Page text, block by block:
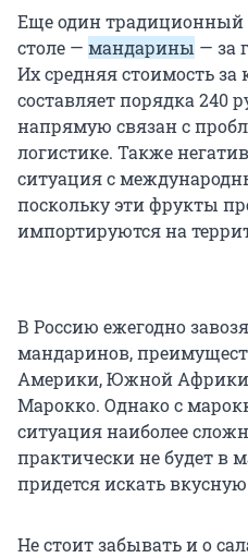
Еще один традиционный
столе — мандарины — за
Их средняя стоимость
составляет порядка 240
напрямую связан с
логистике. Также
ситуация с
поскольку эти фрукты
импортируются на
В Россию ежегодно
мандаринов,
Америки, Южной
Марокко. Однако с
ситуация наиболее
практически не будет в
придется искать
Не стоит забывать и о